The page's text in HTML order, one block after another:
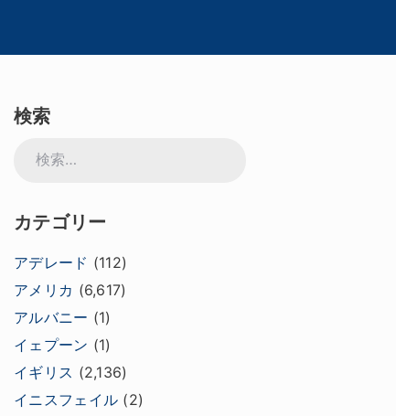
検索
カテゴリー
アデレード (112)
アメリカ (6,617)
アルバニー (1)
イェプーン (1)
イギリス (2,136)
イニスフェイル (2)